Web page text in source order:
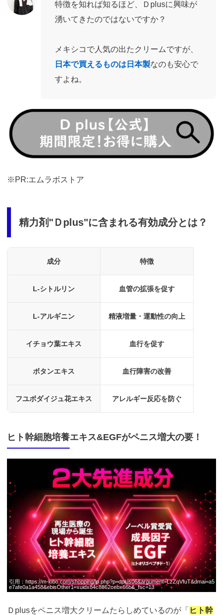
特徴を知れば知るほど、Ｄplusに興味が
湧いてきたのではないですか？
メキシコで人気の出たクリームですが、
日本で買えるものは日本製なのも安心で
すよね。
https://fam-
ad.com/ad/p/r?
_site=67781&_article=17998
※PR:エムラボストア
精力剤"Ｄplus"に含まれる有効成分とは？
成分 特徴
L-シトルリン 血管の拡張を促す
L-アルギニン 精液増量・運動性の向上
イチョウ葉エキス 血行を促す
ボタンエキス 血行障害の改善
フユボダイジュ花エキス アレルギー反応を防ぐ
ヒト幹細胞培養エキス&EGFがペニス増大の要！
ad.com/ad/p/r?
_site=67781&_article=17998
引用： https://m-lobo.com/shopping/lp.php?p=dplus06&argument=LzZqVfuT&dmai=a5
e7afe0a1a458&ebisOther1=xuidx84c8862cebx66b&_fsc=13
Ｄplusをペニス増大クリームたらしめているのが「 ヒト幹